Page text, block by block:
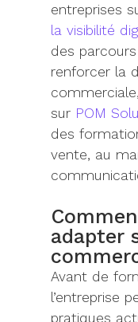
entreprises
la visibilité
des
renforcer la
sur POM
des
vente, au
adapter
Avant de
l’entreprise
pratiques